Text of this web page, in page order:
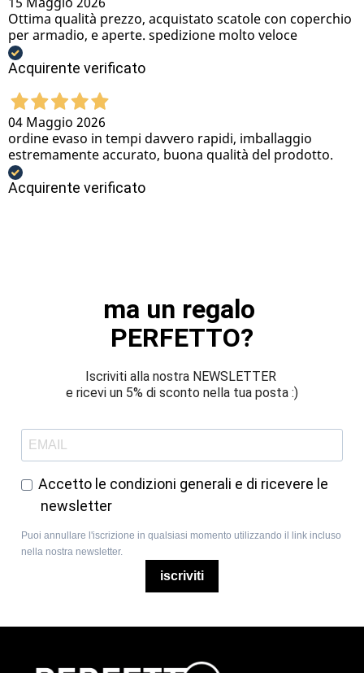
Ottima qualità prezzo, acquistato scatole con coperchio
per armadio, e aperte. spedizione molto veloce
Acquirente verificato
04 Maggio 2026
ordine evaso in tempi davvero rapidi, imballaggio
estremamente accurato, buona qualità del prodotto.
Acquirente verificato
ma un regalo
PERFETTO?
Iscriviti alla nostra NEWSLETTER
e ricevi un 5% di sconto nella tua posta :)
Accetto le condizioni generali e di ricevere le
newsletter
Puoi annullare l'iscrizione in qualsiasi momento utilizzando il link incluso
nella nostra newsletter.
iscriviti